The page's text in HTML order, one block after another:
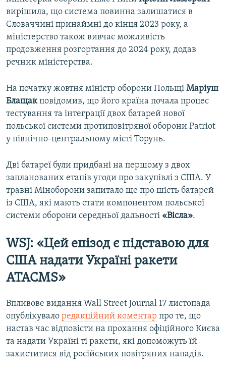
вирішила, що система повинна залишатися в
Словаччині принаймні до кінця 2023 року, а
міністерство також вивчає можливість
продовження розгортання до 2024 року, додав
речник міністерства.
На початку жовтня міністр оборони Польщі Маріуш
Блащакповідомив, що його країна почала процес
тестування та інтеграції двох батарей нової
польської системи протиповітряної оборони Patriot
у північно-центральному місті Торунь.
Дві батареї були придбані на першому з двох
запланованих етапів угоди про закупівлі з США. У
травні Міноборони запитало ще про шість батарей
із США, які мають стати компонентом польської
системи оборони середньої дальності «Вісла».
WSJ: «Цей епізод є підставою для
США надати Україні ракети
ATACMS»
Впливове видання Wall Street Journal 17 листопада
опублікувало редакційний коментар про те, що
настав час відповісти на прохання офіційного Києва
та надати Україні ті ракети, які допоможуть їй
захиститися від російських повітряних нападів.